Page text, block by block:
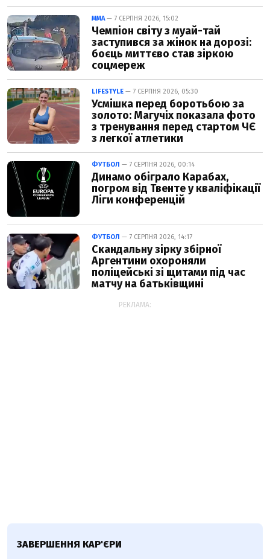
ММА— 7 СЕРПНЯ 2026, 15:02
Чемпіон світу з муай-тай
заступився за жінок на дорозі:
боєць миттєво став зіркою
соцмереж
LIFESTYLE — 7 СЕРПНЯ 2026, 05:30
Усмішка перед боротьбою за
золото: Магучіх показала фото
з тренування перед стартом ЧЄ
з легкої атлетики
ФУТБОЛ — 7 СЕРПНЯ 2026, 00:14
Динамо обіграло Карабах,
погром від Твенте у кваліфікації
Ліги конференцій
ФУТБОЛ — 7 СЕРПНЯ 2026, 14:17
Скандальну зірку збірної
Аргентини охороняли
поліцейські зі щитами під час
матчу на батьківщині
РЕКЛАМА:
ЗАВЕРШЕННЯ КАР'ЄРИ